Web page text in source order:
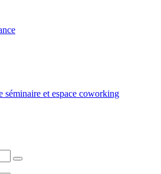
séminaire et espace coworking